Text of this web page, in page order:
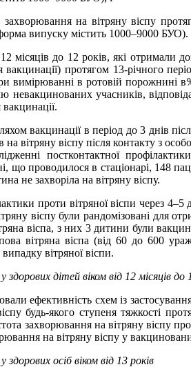
на вітряну віспу
випуску містить 1000–9000 БУО).
місяців до 12 років, які отримали
вакцинації) протягом 13-річного
вимірюванні в ротовій порожнині
невакцинованих учасників,
вакцинації в період до 3 днів
на вітряну віспу після контакту з
постконтактної
що проводилося в стаціонарі, 148
не захворіла на вітряну віспу.
проти вітряної віспи через
віспу були рандомізовані для
віспа, з них 3 дитини були
вітряна віспа (від 60 до 600
вітряної віспи.
дітей віком від 12 місяців до
ефективність схем із
будь-якого ступеня тяжкості
захворювання на вітряну віспу
на вітряну віспу у
здорових осіб віком від 13 років